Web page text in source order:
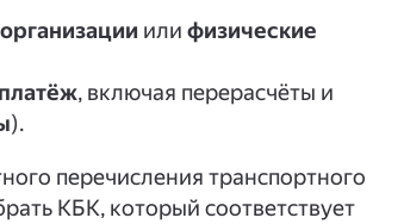
организации илифизические
, включая перерасчёты и
).
перечисления транспортного
КБК, который соответствует